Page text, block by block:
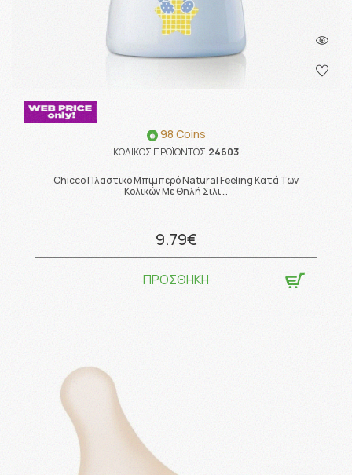
98 Coins
ΚΩΔΙΚΟΣ ΠΡΟΪΟΝΤΟΣ:24603
Chicco Πλαστικό Μπιμπερό Natural Feeling Κατά Των
Κολικών Με Θηλή Σιλι …
9.79€
ΠΡΟΣΘΗΚΗ